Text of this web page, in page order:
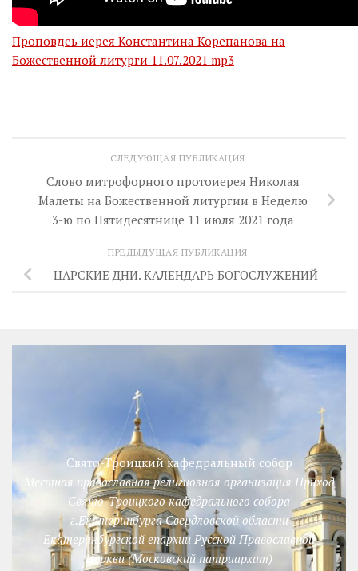
Проповдеь иерея Константина Корепанова на
Божественной литурги 11.07.2021 mp3
СЛЕДУЮЩАЯ ПУБЛИКАЦИЯ
Слово митрофорного протоиерея Николая
Малеты на Божественной литургии в Неделю
3-ю по Пятидесятнице 11 июля 2021 года
ПРЕДЫДУЩАЯ ПУБЛИКАЦИЯ
ЦАРСКИЕ ДНИ. КАЛЕНДАРЬ БОГОСЛУЖЕНИЙ
Свято-Троицкий кафедральный собор
Местная православная религиозная организация Приход
Свято-Троицкого кафедрального собора
г.Екатеринбурга Свердловской области
Екатеринбургской епархии Русской Православной
Церкви (Московский патриархат)